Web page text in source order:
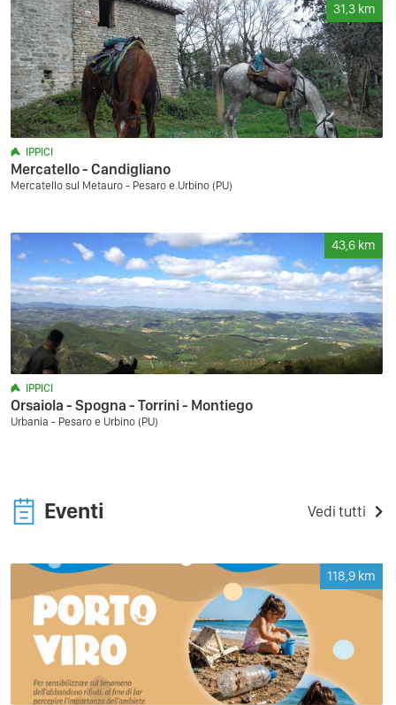
31,3 km
IPPICI
Mercatello - Candigliano
Mercatello sul Metauro - Pesaro e Urbino (PU)
43,6 km
IPPICI
Orsaiola - Spogna - Torrini - Montiego
Urbania - Pesaro e Urbino (PU)
Eventi Vedi tutti
118,9 km